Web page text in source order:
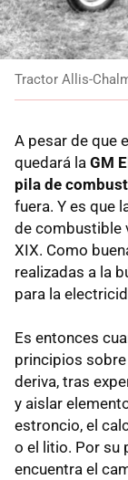
Tractor Allis-
A pesar de que
quedará la GM
pila de
fuera. Y es que
de combustible
XIX. Como
realizadas a la
para la
Es entonces
principios
deriva, tras
y aislar
estroncio, el
o el litio. Por su
encuentra el